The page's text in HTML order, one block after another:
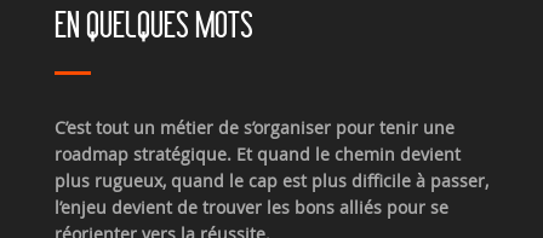
EN QUELQUES MOTS
C’est tout un métier de s’organiser pour tenir une
roadmap stratégique. Et quand le chemin devient
plus rugueux, quand le cap est plus difficile à passer,
l’enjeu devient de trouver les bons alliés pour se